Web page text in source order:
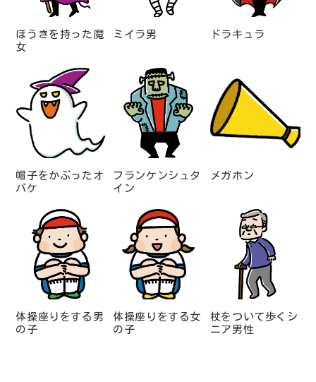
ほうきを持った魔
女
ミイラ男 ドラキュラ
帽子をかぶったオ
バケ
フランケンシュタ
イン
メガホン
体操座りをする男
の子
体操座りをする女
の子
杖をついて歩くシ
ニア男性